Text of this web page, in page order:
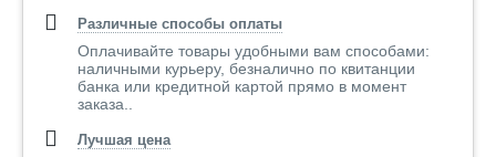
Различные способы оплаты
Оплачивайте товары удобными вам способами:
наличными курьеру, безналично по квитанции
банка или кредитной картой прямо в момент
заказа..
Лучшая цена